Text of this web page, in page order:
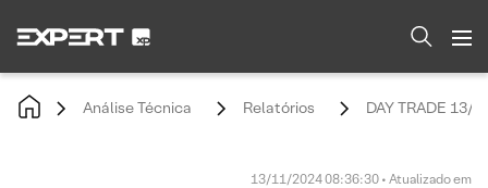
Análise Técnica Relatórios DAY TRADE 13/
13/11/2024 08:36:30 • Atualizado em